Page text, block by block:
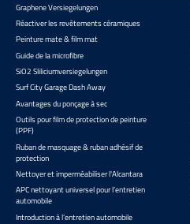
Graphene Versiegelungen
Réactiver les revêtements céramiques
Peinture mate & film mat
Guide de la microfibre
SiO2 Sliliciumversiegelungen
Surf City Garage Dash Away
Avantages du ponçage à sec
Outils pour film de protection de peinture
(PPF)
Ruban de masquage & ruban adhésif de
protection
Nettoyer et imperméabiliser l'Alcantara
APC nettoyant universel pour l’entretien
automobile
Introduction à l’entretien automobile